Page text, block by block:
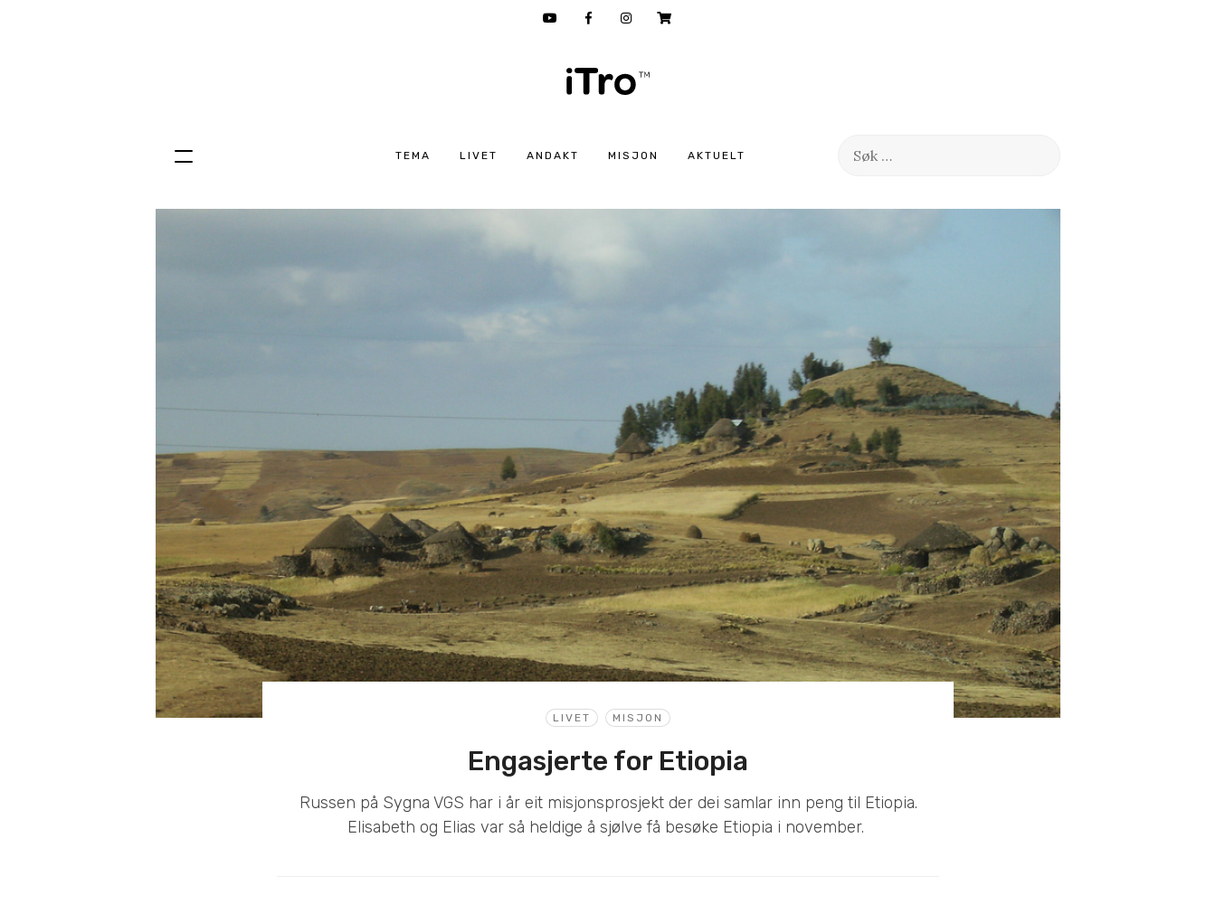
TEMA LIVET ANDAKT MISJON AKTUELT
Søk
Hopp
innhold
LIVET MISJON
Engasjerte for Etiopia
Russen på Sygna VGS har i år eit misjonsprosjekt der dei samlar inn peng til Etiopia.
Elisabeth og Elias var så heldige å sjølve få besøke Etiopia i november.